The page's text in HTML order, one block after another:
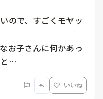
ので、すごくモヤッ
お子さんに何かあっ
と…
いいね